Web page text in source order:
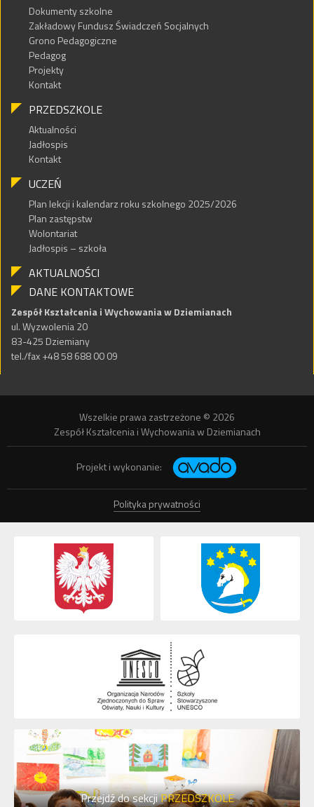
Dokumenty szkolne
Zakładowy Fundusz Świadczeń Socjalnych
Grono Pedagogiczne
Pedagog
Projekty
Kontakt
PRZEDSZKOLE
Aktualności
Jadłospis
Kontakt
UCZEŃ
Plan lekcji i kalendarz roku szkolnego 2025/2026
Plan zastępstw
Wolontariat
Jadłospis – szkoła
AKTUALNOŚCI
DANE KONTAKTOWE
Zespół Kształcenia i Wychowania w Dziemianach
ul. Wyzwolenia 20
83-425 Dziemiany
tel./fax +48 58 688 00 09
Wszelkie prawa zastrzeżone © 2026
Zespół Kształcenia i Wychowania w Dziemianach
Projekt i wykonanie:
Polityka prywatności
Przejdź do sekcjiPRZEDSZKOLE